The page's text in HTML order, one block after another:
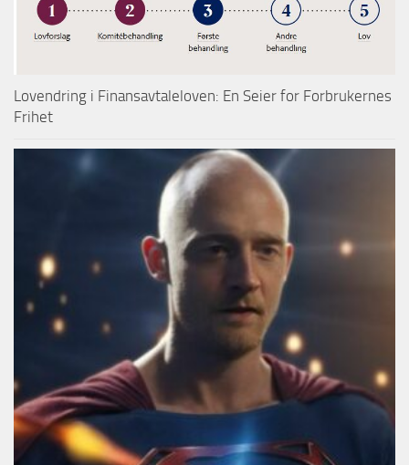
Lovendring i Finansavtaleloven: En Seier for Forbrukernes
Frihet